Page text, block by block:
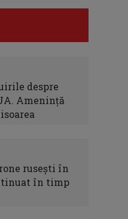
despre
Amenință
rusești în
în timp